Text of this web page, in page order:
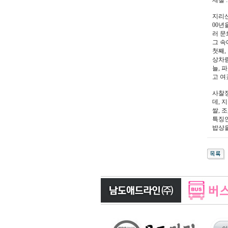
지리
00년
러 문
그 속
첫째,
상차
늘,
고 여
사찰
데,
쌀,
특징
밥상